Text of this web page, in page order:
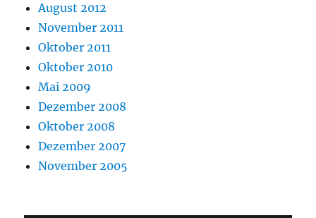
August 2012
November 2011
Oktober 2011
Oktober 2010
Mai 2009
Dezember 2008
Oktober 2008
Dezember 2007
November 2005